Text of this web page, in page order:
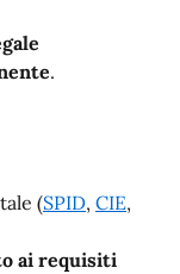
.
(SPID, CIE,
ai requisiti